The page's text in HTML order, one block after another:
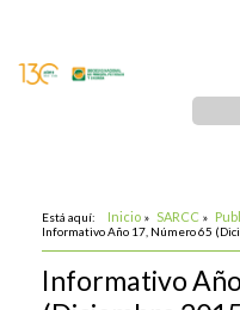
Está aquí: Inicio » SARCC »
Informativo Año 17, Número 65
Informativo